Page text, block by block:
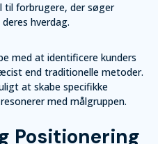
forbrugere, der søger
hverdag.
med at identificere kunders
end traditionelle metoder.
at skabe specifikke
med målgruppen.
Positionering